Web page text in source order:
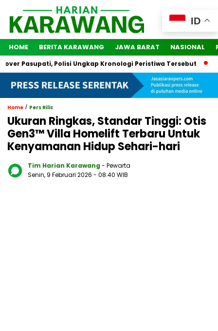
HOME BERITA KARAWANG JAWA BARAT NASIONAL
Polisi Ungkap Kronologi Peristiwa Tersebut 2
Home / Pers Rilis
Ukuran Ringkas, Standar Tinggi: Otis
Gen3™ Villa Homelift Terbaru Untuk
Kenyamanan Hidup Sehari-hari
Tim Harian Karawang - Pewarta
Senin, 9 Februari 2026 - 08:40 WIB
ID